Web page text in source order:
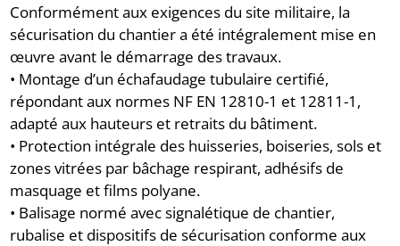
Conformément aux exigences du site militaire, la
sécurisation du chantier a été intégralement mise en
œuvre avant le démarrage des travaux.
• Montage d’un échafaudage tubulaire certifié,
répondant aux normes NF EN 12810-1 et 12811-1,
adapté aux hauteurs et retraits du bâtiment.
• Protection intégrale des huisseries, boiseries, sols et
zones vitrées par bâchage respirant, adhésifs de
masquage et films polyane.
• Balisage normé avec signalétique de chantier,
rubalise et dispositifs de sécurisation conforme aux